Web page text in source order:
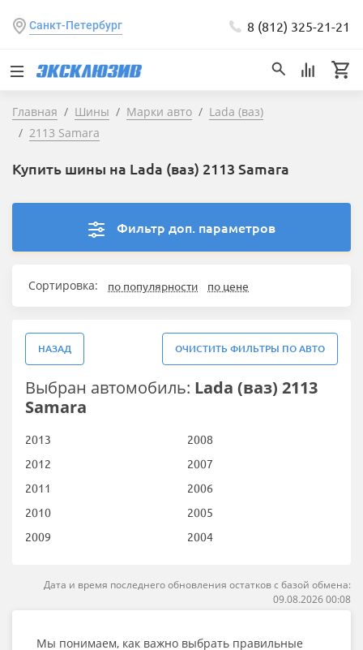
Санкт-Петербург 8 (812) 325-21-21
Главная Шины Марки авто
Lada (ваз)
2113 Samara
Купить шины на Lada (ваз) 2113 Samara
Фильтр доп. параметров
Сортировка: по популярности по цене
НАЗАД ОЧИСТИТЬ ФИЛЬТРЫ ПО АВТО
Выбран автомобиль: Lada (ваз) 2113
Samara
2013
2012
2011
2010
2009
2008
2007
2006
2005
2004
Дата и время последнего обновления остатков с базой обмена:
09.08.2026 00:08
Мы понимаем, как важно выбрать правильные